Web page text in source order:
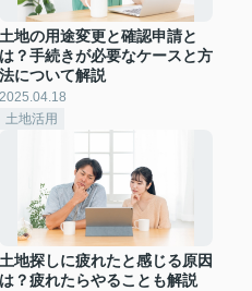
土地の用途変更と確認申請と
は？手続きが必要なケースと方
法について解説
2025.04.18
土地活用
土地探しに疲れたと感じる原因
は？疲れたらやることも解説